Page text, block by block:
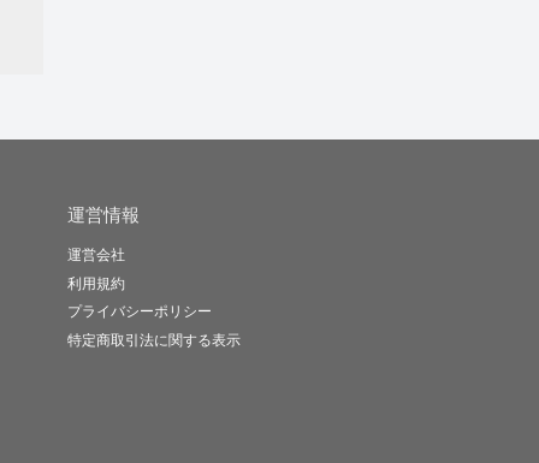
運営情報
運営会社
利用規約
プライバシーポリシー
特定商取引法に関する表示